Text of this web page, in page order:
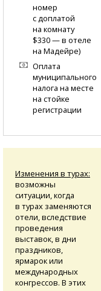
номер
с доплатой
на комнату
$330 — в отеле
на Мадейре)
Оплата
муниципального
налога на месте
на стойке
регистрации
Изменения в турах:
возможны
ситуации, когда
в турах заменяются
отели, вследствие
проведения
выставок, в дни
праздников,
ярмарок или
международных
конгрессов. В этих